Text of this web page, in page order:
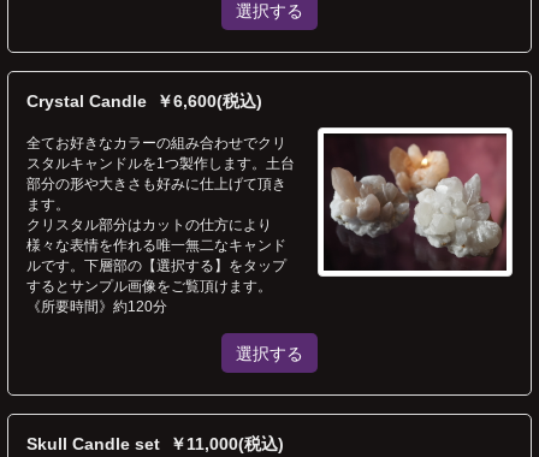
選択する
Crystal Candle ￥6,600(税込)
全てお好きなカラーの組み合わせでクリ
スタルキャンドルを1つ製作します。土台
部分の形や大きさも好みに仕上げて頂き
ます。
クリスタル部分はカットの仕方により
様々な表情を作れる唯一無二なキャンド
ルです。下層部の【選択する】をタップ
するとサンプル画像をご覧頂けます。
《所要時間》約120分
選択する
Skull Candle set ￥11,000(税込)